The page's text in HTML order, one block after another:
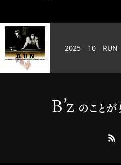
2025 10 RUN